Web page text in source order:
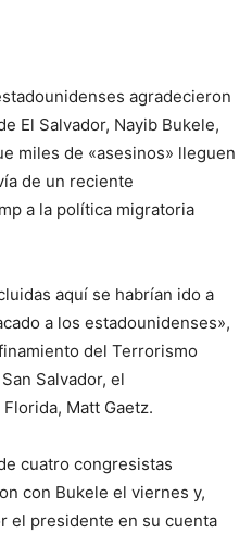
agradecieron
El Salvador, Nayib Bukele,
miles de «asesinos» lleguen
de un reciente
a la política migratoria
aquí se habrían ido a
a los estadounidenses»,
del Terrorismo
Salvador, el
Matt Gaetz.
cuatro congresistas
con Bukele el viernes y,
el presidente en su cuenta